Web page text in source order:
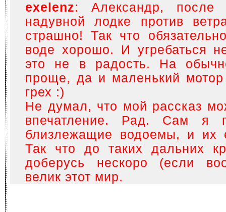
exelenz: Александр, после
надувной лодке против
страшно! Так что
воде хорошо. И угребаться
это не в радость. На
проще, да и маленький мотор
грех :)
Не думал, что мой рассказ
впечатление. Рад. Сам я
близлежащие водоемы, и их
Так что до таких дальних
доберусь нескоро (если
велик этот мир.